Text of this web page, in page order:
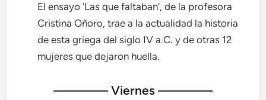
El ensayo ‘Las que faltaban’, de la profesora
Cristina Oñoro, trae a la actualidad la historia
de esta griega del siglo IV a.C. y de otras 12
mujeres que dejaron huella.
———— Viernes ————